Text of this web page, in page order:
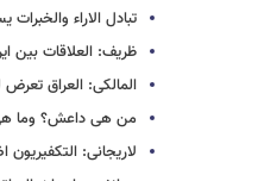
تبادل الاراء
ظریف: العلاقات بین
المالکی: العراق
من هی داعش؟ وما
لاریجانی: التکفیریون